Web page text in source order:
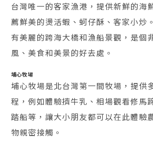
台灣唯一的客家漁港，提供新鮮的海
薦鮮美的燙活蝦、蚵仔酥、客家小炒
有美麗的跨海大橋和漁船景觀，是個
風、美食和美景的好去處。
埔心牧場
埔心牧場是北台灣第一間牧場，提供
程，例如體驗擠牛乳、相場觀看修馬
踏船等，讓大小朋友都可以在此體驗
物親密接觸。